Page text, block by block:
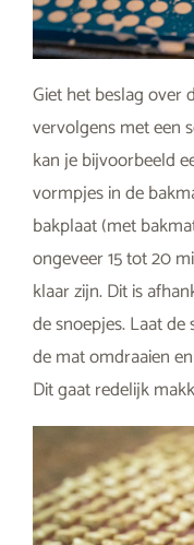
Giet het beslag over
vervolgens met een
kan je bijvoorbeeld
vormpjes in de
bakplaat (met
ongeveer 15 tot 20
klaar zijn. Dit is
de snoepjes. Laat
de mat omdraaien
Dit gaat redelijk